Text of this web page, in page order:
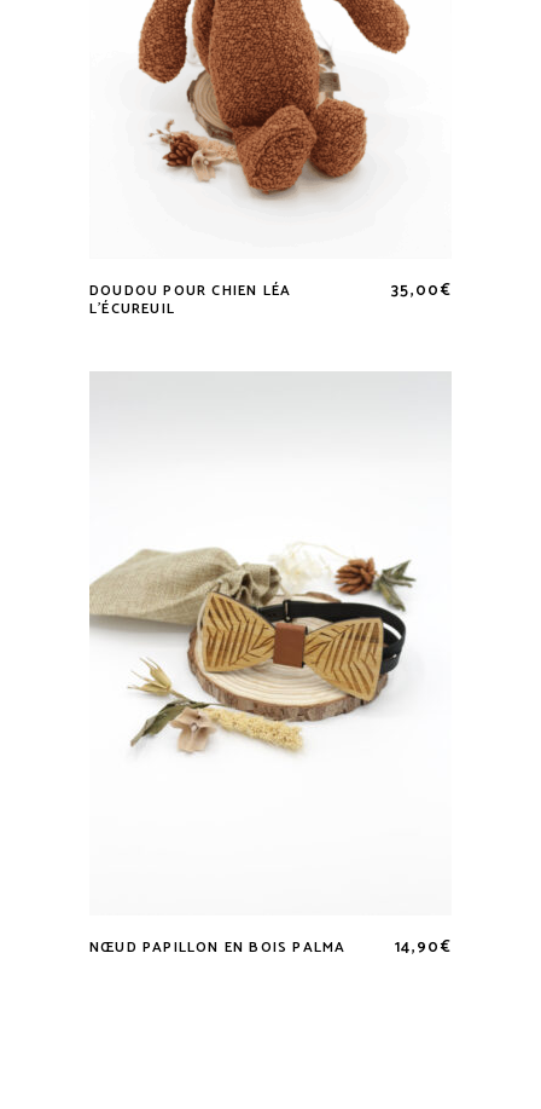
Lire la suite
DOUDOU POUR CHIEN LÉA
L’ÉCUREUIL
35,00€
NŒUD PAPILLON EN BOIS PALMA 14,90€